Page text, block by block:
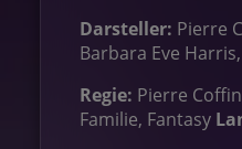
Darsteller: Pierre
Barbara Eve
Regie: Pierre
Familie, Fantasy